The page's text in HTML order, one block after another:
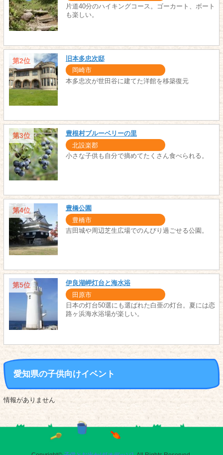
片道40分のハイキングコース。ゴーカート、ボート
も楽しい。
第2位 旧本多忠次邸
岡崎市
本多忠次が世田谷に建てた洋館を移築復元
第3位 豊根村ブルーベリーの里
北設楽郡
小さな子供も自分で摘めてたくさん食べられる。
第4位 豊橋公園
豊橋市
吉田城や周辺芝生広場でのんびり過ごせる公園。
第5位 伊良湖岬灯台と海水浴
田原市
日本の灯台50選にも選ばれた白亜の灯台。夏には恋
路ヶ浜海水浴場が楽しい。
愛知県の子供向けイベント
情報がありません